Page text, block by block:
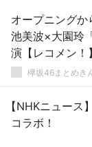
オープニング
池美波×大園玲
演【レコメン！】
欅坂46まとめき
【NHKニュー
コラボ！